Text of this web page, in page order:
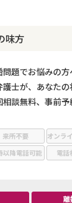
味方
問題でお悩みの
護士が、あなたの
相談無料、事前
来所不要 オンラ
以降電話可能
電話
離